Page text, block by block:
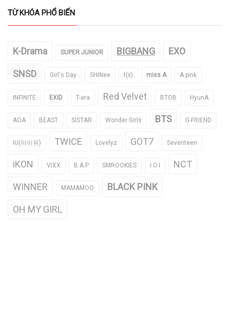
TỪ KHÓA PHỔ BIẾN
K-Drama SUPER JUNIOR BIGBANG EXO
SNSD Girl's Day SHINee f(x) miss A A pink
INFINITE EXID T-ara Red Velvet BTOB HyunA
AOA BEAST SISTAR Wonder Girls BTS G-FRIEND
IU(아이유) TWICE Lovelyz GOT7 Seventeen
iKON VIXX B.A.P SMROOKIES I.O.I NCT
WINNER MAMAMOO BLACK PINK
OH MY GIRL